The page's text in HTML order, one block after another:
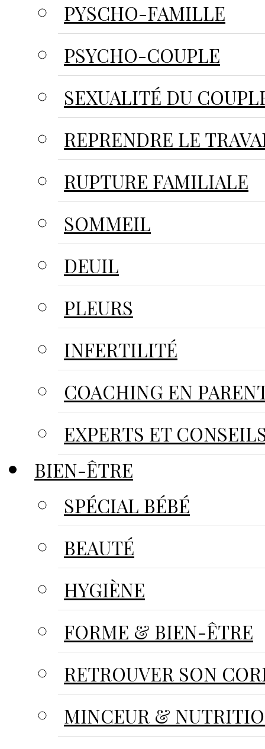
PYSCHO-FAMILLE
PSYCHO-COUPLE
SEXUALITÉ DU
REPRENDRE LE
RUPTURE FAMILIALE
SOMMEIL
DEUIL
PLEURS
INFERTILITÉ
COACHING EN
EXPERTS ET
BIEN-ÊTRE
SPÉCIAL BÉBÉ
BEAUTÉ
HYGIÈNE
FORME & BIEN-ÊTRE
RETROUVER SON
MINCEUR &